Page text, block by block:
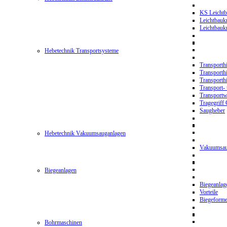
KS
Hebetechnik Transportsysteme
Transport-
Tragegriff
Saugheber
Hebetechnik Vakuumsauganlagen
Biegeanlagen
Vorteile
Bohrmaschinen